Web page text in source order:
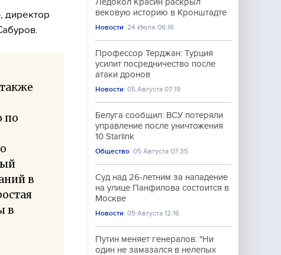
директор
по
в
в
вековую историю в Кронштадте
Новости 24 Июля 06:16
Профессор Терджан: Турция
усилит посредничество после
атаки дронов
Новости 05 Августа 07:19
Белуга сообщил: ВСУ потеряли
управление после уничтожения
10 Starlink
Общество 05 Августа 07:35
Суд над 26-летним за нападение
на улице Панфилова состоится в
Москве
Новости 05 Августа 12:16
Путин меняет генералов: "Ни
один не замазался в нелепых